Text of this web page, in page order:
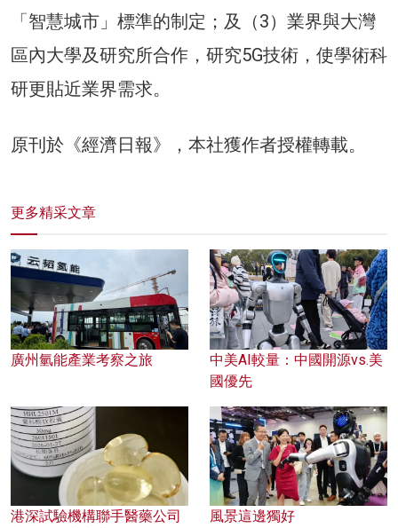
「智慧城市」標準的制定；及（3）業界與大灣
區內大學及研究所合作，研究5G技術，使學術科
研更貼近業界需求。
原刊於《經濟日報》，本社獲作者授權轉載。
更多精采文章
廣州氫能產業考察之旅
中美AI較量：中國開源vs.美
國優先
港深試驗機構聯手醫藥公司
風景這邊獨好